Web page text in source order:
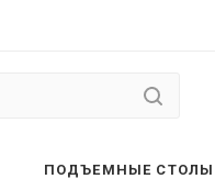
ПОДЪЕМНЫЕ СТОЛЫ